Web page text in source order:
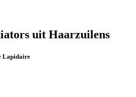
uit Haarzuilens
Lapidaire